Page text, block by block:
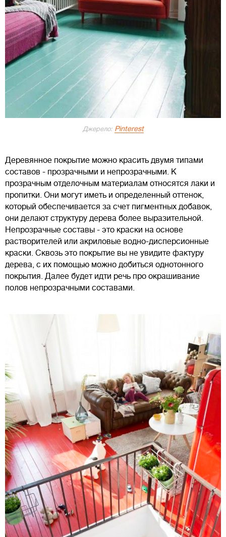
Джерело: Pinterest
Деревянное покрытие можно красить двумя типами
составов - прозрачными и непрозрачными. К
прозрачным отделочным материалам относятся лаки и
пропитки. Они могут иметь и определенный оттенок,
который обеспечивается за счет пигментных добавок,
они делают структуру дерева более выразительной.
Непрозрачные составы - это краски на основе
растворителей или акриловые водно-дисперсионные
краски. Сквозь это покрытие вы не увидите фактуру
дерева, с их помощью можно добиться однотонного
покрытия. Далее будет идти речь про окрашивание
полов непрозрачными составами.